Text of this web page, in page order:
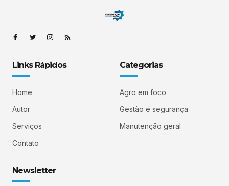
Links Rápidos
Home
Autor
Serviços
Contato
Categorias
Agro em foco
Gestão e segurança
Manutenção geral
Newsletter